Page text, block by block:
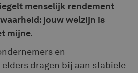
menselijk rendement
jouw welzijn is
mijne.
en
dragen bij aan stabiele